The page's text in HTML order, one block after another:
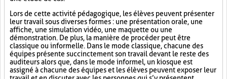
Lors de cette activité pédagogique, les élèves peuvent présenter
leur travail sous diverses formes : une présentation orale, une
affiche, une simulation vidéo, une maquette ou une
démonstration. De plus, la manière de procéder peut être
classique ou informelle. Dans le mode classique, chacune des
équipes présente succinctement son travail devant le reste des
auditeurs alors que, dans le mode informel, un kiosque est
assigné à chacune des équipes et les élèves peuvent exposer leur